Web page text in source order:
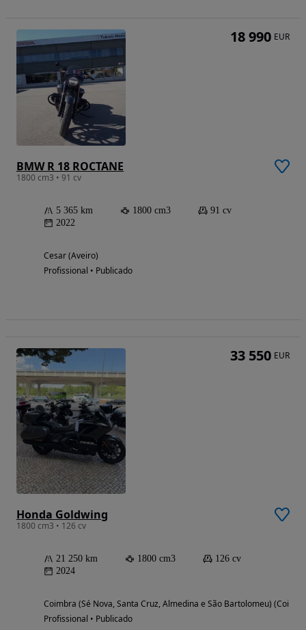
BMW R 18 ROCTANE
1800 cm3 • 91 cv
5 365 km 1800 cm3
91 cv
2022
Cesar (Aveiro)
Profissional • Publicado
18 990 EUR
Honda Goldwing
1800 cm3 • 126 cv
21 250 km 1800 cm3
126 cv
2024
Coimbra (Sé Nova, Santa Cruz, Almedina e São Bartolomeu)
Profissional • Publicado
33 550 EUR